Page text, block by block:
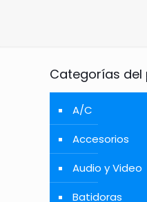
Categorías
A/C
Accesorios
Audio y Video
Batidoras